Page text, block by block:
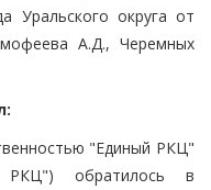
Уральского округа от
А.Д., Черемных
"Единый РКЦ"
обратилось в